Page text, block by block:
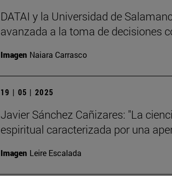
DATAI y la Universidad de
avanzada a la toma de decisiones
Imagen Naiara Carrasco
19 | 05 | 2025
Javier Sánchez Cañizares: "La
espiritual caracterizada por una
Imagen Leire Escalada